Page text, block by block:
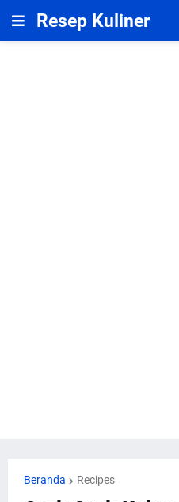
Resep Kuliner
Beranda Recipes